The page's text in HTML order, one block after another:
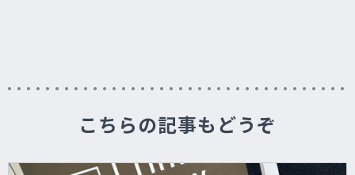
こちらの記事もどうぞ